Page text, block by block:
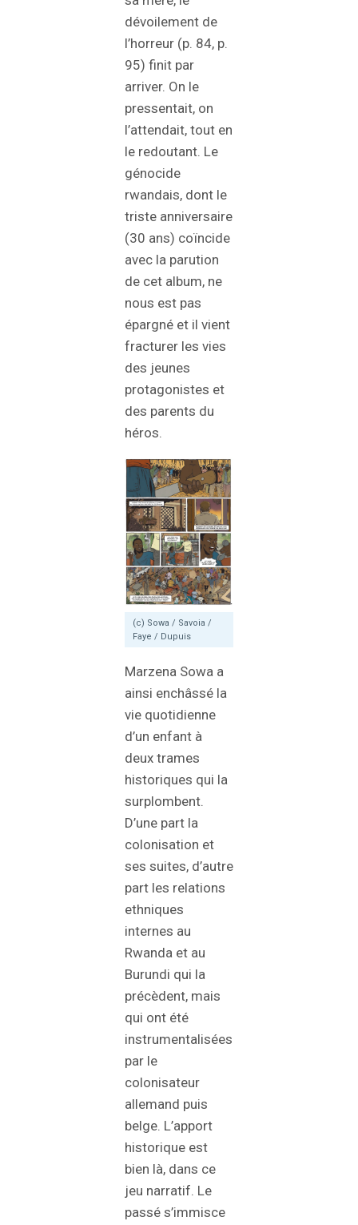
dévoilement de
l’horreur (p. 84, p.
95) finit par
arriver. On le
pressentait, on
l’attendait, tout en
le redoutant. Le
génocide
rwandais, dont le
triste anniversaire
(30 ans) coïncide
avec la parution
de cet album, ne
nous est pas
épargné et il vient
fracturer les vies
des jeunes
protagonistes et
des parents du
héros.
(c) Sowa / Savoia /
Faye / Dupuis
Marzena Sowa a
ainsi enchâssé la
vie quotidienne
d’un enfant à
deux trames
historiques qui la
surplombent.
D’une part la
colonisation et
ses suites, d’autre
part les relations
ethniques
internes au
Rwanda et au
Burundi qui la
précèdent, mais
qui ont été
instrumentalisées
par le
colonisateur
allemand puis
belge. L’apport
historique est
bien là, dans ce
jeu narratif. Le
passé s’immisce